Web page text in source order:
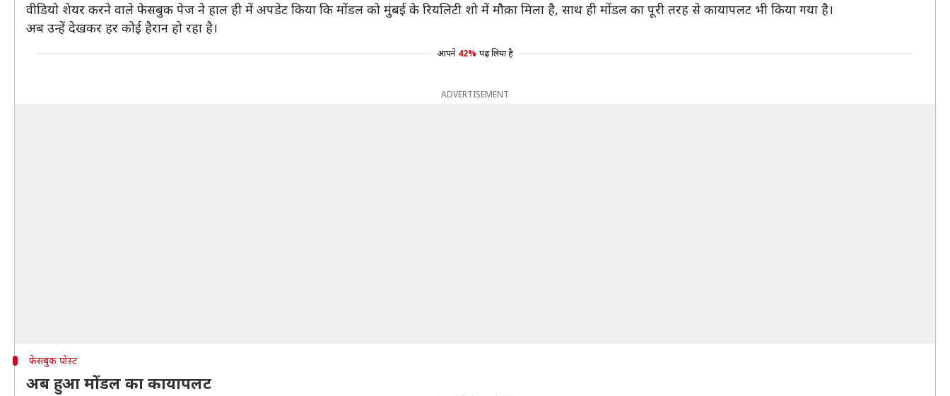
वीडियो शेयर करने वाले फेसबुक पेज ने हाल ही में अपडेट किया कि मोंडल को मुंबई के रियलिटी शो में मौक़ा मिला है, साथ ही मोंडल का पूरी तरह से कायापलट भी किया गया है।
अब उन्हें देखकर हर कोई हैरान हो रहा है।
आपने 42% पढ़ लिया है
ADVERTISEMENT
फेसबुक पोस्ट
अब हुआ मोंडल का कायापलट